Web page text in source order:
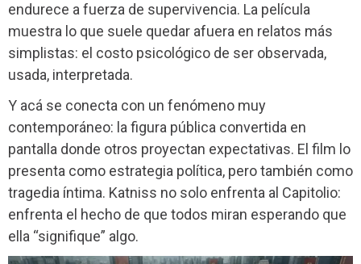
endurece a fuerza de supervivencia. La película
muestra lo que suele quedar afuera en relatos más
simplistas: el costo psicológico de ser observada,
usada, interpretada.
Y acá se conecta con un fenómeno muy
contemporáneo: la figura pública convertida en
pantalla donde otros proyectan expectativas. El film lo
presenta como estrategia política, pero también como
tragedia íntima. Katniss no solo enfrenta al Capitolio:
enfrenta el hecho de que todos miran esperando que
ella “signifique” algo.